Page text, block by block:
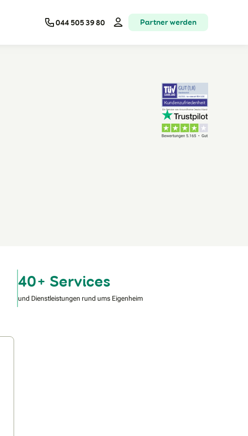
044 505 39 80 Partner werden
40+ Services
und Dienstleistungen rund ums Eigenheim